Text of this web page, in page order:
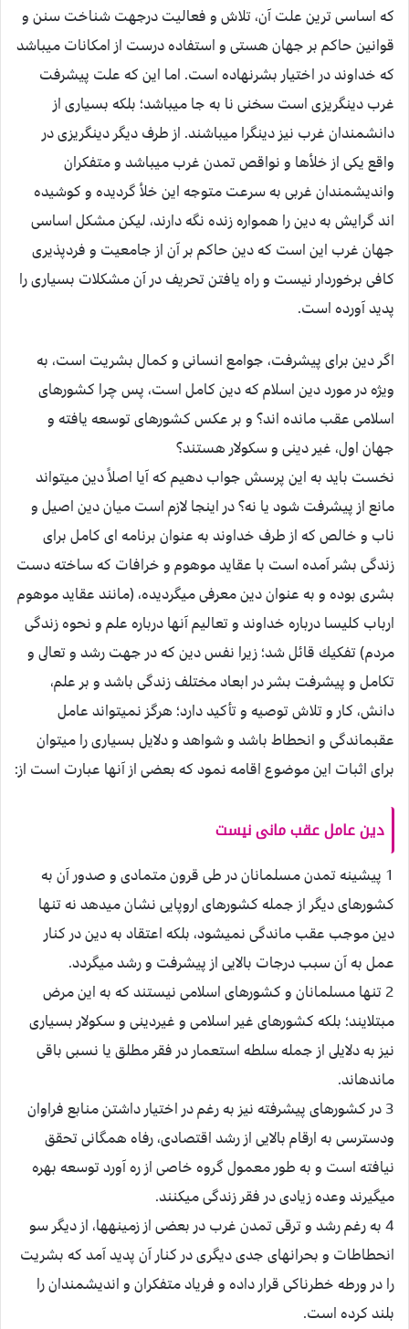
كه اساسى ترين علت آن، تلاش و فعاليت درجهت شناخت سنن و
قوانين حاكم بر جهان هستى و استفاده درست از امكانات ميباشد
كه خداوند در اختيار بشرنهاده است. اما اين كه علت پيشرفت
غرب دين‏گريزى است سخنى نا به جا ميباشد؛ بلكه بسيارى از
دانشمندان غرب نيز دين‏گرا ميباشند. از طرف ديگر دين‏گريزى در
واقع يكى از خلأها و نواقص تمدن غرب ميباشد و متفكران
وانديشمندان غربى به سرعت متوجه اين خلأ گرديده و كوشيده‏
اند گرايش به دين را همواره زنده نگه دارند، ليكن مشكل اساسى
جهان غرب اين است كه دين حاكم بر آن از جامعيت و فردپذيرى
كافى برخوردار نيست و راه يافتن تحريف در آن مشكلات بسيارى را
پديد آورده است.
اگر دين براى پيشرفت، جوامع انسانى و كمال بشريت است، به
ويژه در مورد دين اسلام كه دين كامل است، پس چرا كشورهاى
اسلامى عقب مانده اند؟ و بر عكس كشورهاى توسعه يافته و
جهان اول، غير دينى و سكولار هستند؟
نخست بايد به اين پرسش جواب دهيم كه آيا اصلاً دين ميتواند
مانع از پيشرفت شود يا نه؟ در اينجا لازم است ميان دين اصيل و
ناب و خالص كه از طرف خداوند به عنوان برنامه اى كامل براى
زندگى بشر آمده است با عقايد موهوم و خرافات كه ساخته دست
بشرى بوده و به عنوان دين معرفى ميگرديده، (مانند عقايد موهوم
ارباب كليسا درباره خداوند و تعاليم آنها درباره علم و نحوه زندگى
مردم) تفكيك قائل شد؛ زيرا نفس دين كه در جهت رشد و تعالى و
تكامل و پيشرفت بشر در ابعاد مختلف زندگى باشد و بر علم،
دانش، كار و تلاش توصيه و تأكيد دارد؛ هرگز نميتواند عامل
عقب‏ماندگى و انحطاط باشد و شواهد و دلايل بسيارى را ميتوان
براى اثبات اين موضوع اقامه نمود كه بعضى از آنها عبارت است از:
دين عامل عقب مانى نيست
1 پيشينه تمدن مسلمانان در طى قرون متمادى و صدور آن به
كشورهاى ديگر از جمله كشورهاى اروپايى نشان ميدهد نه تنها
دين موجب عقب ماندگى نميشود، بلكه اعتقاد به دين در كنار
عمل به آن سبب درجات بالايى از پيشرفت و رشد ميگردد.
2 تنها مسلمانان و كشورهاى اسلامى نيستند كه به اين مرض
مبتلايند؛ بلكه كشورهاى غير اسلامى و غيردينى و سكولار بسيارى
نيز به دلايلى از جمله سلطه استعمار در فقر مطلق يا نسبى باقى
مانده‏اند.
3 در كشورهاى پيشرفته نيز به رغم در اختيار داشتن منابع فراوان
ودسترسى به ارقام بالايى از رشد اقتصادى، رفاه همگانى تحقق
نيافته است و به طور معمول گروه خاصى از ره آورد توسعه بهره
ميگيرند وعده زيادى در فقر زندگى ميكنند.
4 به رغم رشد و ترقى تمدن غرب در بعضى از زمينه‏ها، از ديگر سو
انحطاطات و بحران‏هاى جدى ديگرى در كنار آن پديد آمد كه بشريت
را در ورطه خطرناكى قرار داده و فرياد متفكران و انديشمندان را
بلند كرده است.